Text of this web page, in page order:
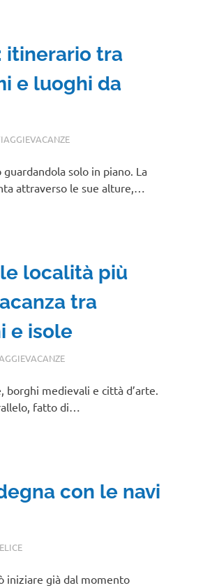
itinerario tra
e luoghi da
solo in piano. La
attraverso le sue alture,…
località più
tra
e isole
borghi medievali e città d’arte.
fatto di…
con le navi
iniziare già dal momento